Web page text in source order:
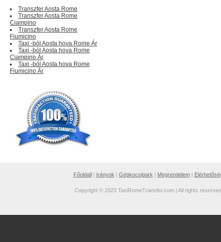
Transzfer Aosta Rome
Transzfer Aosta Rome
Ciampino
Transzfer Aosta Rome
Fiumicino
Taxi -ból Aosta hova Rome Ár
Taxi -ból Aosta hova Rome
Ciampino Ár
Taxi -ból Aosta hova Rome
Fiumicino Ár
Főoldall| Irányok | Gépkocsipark | Megrendelem|
Copyright © 2023 TaxiRomeTransfer.com | All rights reserved